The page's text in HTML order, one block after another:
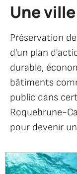
Accueil
Vie
Cadre
de
vie
Une
ville
durable
Une
Préservation
d'un plan
durable,
bâtiments
public dans
Roquebrune-
pour devenir